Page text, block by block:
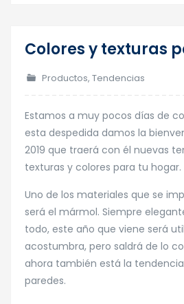
Colores y texturas
Productos,Tendencias
Estamos a muy pocos días de
esta despedida damos la
2019 que traerá con él nuevas
texturas y colores para tu hogar.
Uno de los materiales que se
será el mármol. Siempre
todo, este año que viene será
acostumbra, pero saldrá de lo
ahora también está la
paredes.